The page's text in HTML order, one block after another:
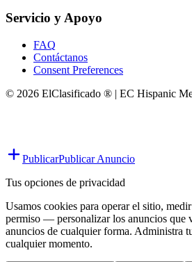
Servicio y Apoyo
FAQ
Contáctanos
Consent Preferences
© 2026 ElClasificado ® | EC Hispanic
PublicarPublicar Anuncio
Tus opciones de privacidad
Usamos cookies para operar el sitio,
permiso — personalizar los anuncios que
anuncios de cualquier forma. Administra
cualquier momento.